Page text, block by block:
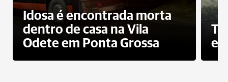
Idosa é encontrada morta
dentro de casa na Vila
Odete em Ponta Grossa
e